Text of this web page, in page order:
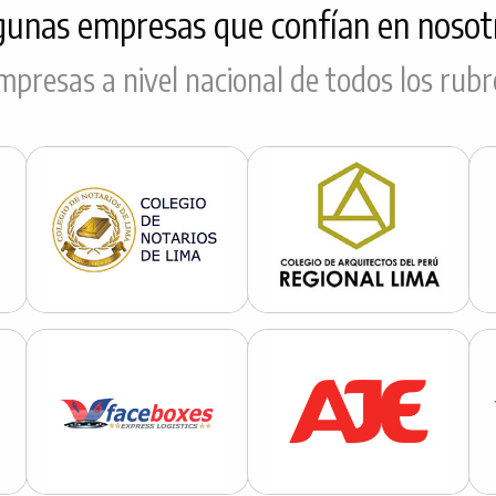
empresas que confían en
a nivel nacional de todos los